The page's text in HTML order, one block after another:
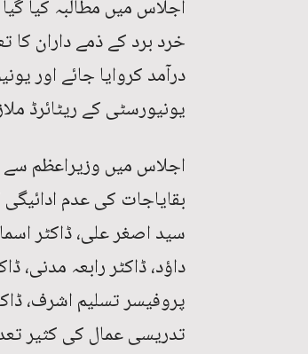
اجلاس میں مطالبہ کیا
خرد برد کے ذمے داران
درآمد کروایا جائے اور
یونیورسٹی کے ریٹائرڈ
اجلاس میں وزیراعظم سے
بقایاجات کی عدم
سید اصغر علی، ڈاکٹر
داؤد، ڈاکٹر رابعہ مدنی،
پروفیسر تسلیم اشرف،
تدریسی عمال کی کثیر